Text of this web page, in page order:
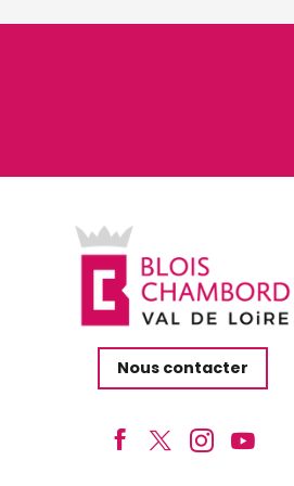
Nous contacter